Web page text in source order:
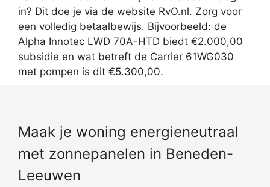
in? Dit doe je via de website RvO.nl. Zorg voor
een volledig betaalbewijs. Bijvoorbeeld: de
Alpha Innotec LWD 70A-HTD biedt €2.000,00
subsidie en wat betreft de Carrier 61WG030
met pompen is dit €5.300,00.
Maak je woning energieneutraal
met zonnepanelen in Beneden-
Leeuwen